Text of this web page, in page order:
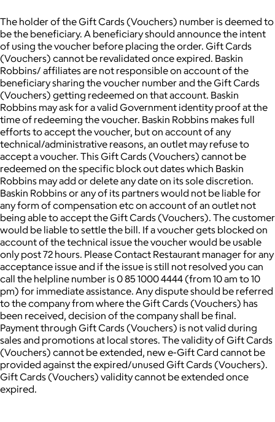
The holder of the Gift Cards (Vouchers) number is deemed to
be the beneficiary. A beneficiary should announce the intent
of using the voucher before placing the order. Gift Cards
(Vouchers) cannot be revalidated once expired. Baskin
Robbins/ affiliates are not responsible on account of the
beneficiary sharing the voucher number and the Gift Cards
(Vouchers) getting redeemed on that account. Baskin
Robbins may ask for a valid Government identity proof at the
time of redeeming the voucher. Baskin Robbins makes full
efforts to accept the voucher, but on account of any
technical/administrative reasons, an outlet may refuse to
accept a voucher. This Gift Cards (Vouchers) cannot be
redeemed on the specific block out dates which Baskin
Robbins may add or delete any date on its sole discretion.
Baskin Robbins or any of its partners would not be liable for
any form of compensation etc on account of an outlet not
being able to accept the Gift Cards (Vouchers). The customer
would be liable to settle the bill. If a voucher gets blocked on
account of the technical issue the voucher would be usable
only post 72 hours. Please Contact Restaurant manager for any
acceptance issue and if the issue is still not resolved you can
call the helpline number is 0 85 1000 4444 (from 10 am to 10
pm) for immediate assistance. Any dispute should be referred
to the company from where the Gift Cards (Vouchers) has
been received, decision of the company shall be final.
Payment through Gift Cards (Vouchers) is not valid during
sales and promotions at local stores. The validity of Gift Cards
(Vouchers) cannot be extended, new e-Gift Card cannot be
provided against the expired/unused Gift Cards (Vouchers).
Gift Cards (Vouchers) validity cannot be extended once
expired.